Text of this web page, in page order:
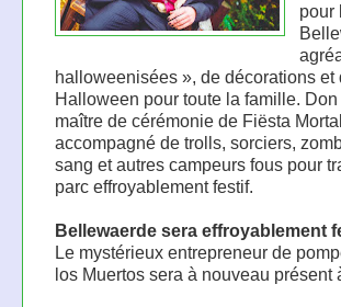
pour
halloweenisées », de décorations
Halloween pour toute la famille.
maître de cérémonie de Fiësta
accompagné de trolls, sorciers,
sang et autres campeurs fous pour
parc effroyablement festif.
Bellewaerde sera effroyablement
Le mystérieux entrepreneur de
los Muertos sera à nouveau